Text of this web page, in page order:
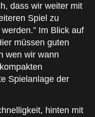
dass wir weiter mit
Spiel zu
Im Blick auf
müssen guten
wen wir wann
Spielanlage der
hinten mit